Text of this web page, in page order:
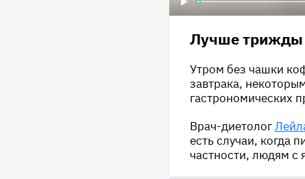
Лучше трижды
Утром без чашки
завтрака,
гастрономических
Врач-диетолог
есть случаи, когда
частности, людям с